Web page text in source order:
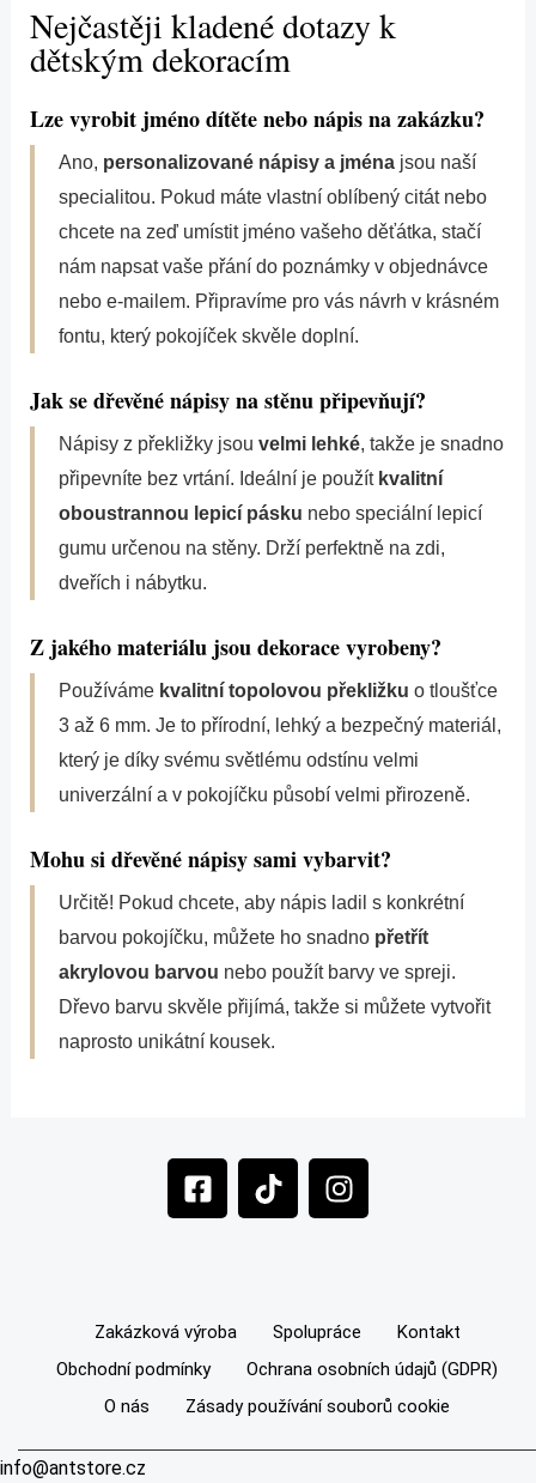
Nejčastěji kladené dotazy k
dětským dekoracím
Lze vyrobit jméno dítěte nebo nápis na zakázku?
Ano, personalizované nápisy a jménajsou naší
specialitou. Pokud máte vlastní oblíbený citát nebo
chcete na zeď umístit jméno vašeho děťátka, stačí
nám napsat vaše přání do poznámky v objednávce
nebo e-mailem. Připravíme pro vás návrh v krásném
fontu, který pokojíček skvěle doplní.
Jak se dřevěné nápisy na stěnu připevňují?
Nápisy z překližky jsou velmi lehké, takže je snadno
připevníte bez vrtání. Ideální je použít kvalitní
oboustrannou lepicí pásku nebo speciální lepicí
gumu určenou na stěny. Drží perfektně na zdi,
dveřích i nábytku.
Z jakého materiálu jsou dekorace vyrobeny?
Používáme kvalitní topolovou překližku o tloušťce
3 až 6 mm. Je to přírodní, lehký a bezpečný materiál,
který je díky svému světlému odstínu velmi
univerzální a v pokojíčku působí velmi přirozeně.
Mohu si dřevěné nápisy sami vybarvit?
Určitě! Pokud chcete, aby nápis ladil s konkrétní
barvou pokojíčku, můžete ho snadno přetřít
akrylovou barvou nebo použít barvy ve spreji.
Dřevo barvu skvěle přijímá, takže si můžete vytvořit
naprosto unikátní kousek.
F
a
o
o
k
-
s
T
i
k
I
n
g
a
m
Zakázková výroba Spolupráce
Kontakt
Obchodní podmínky
Ochrana osobních údajů (GDPR)
O nás
Zásady používání souborů cookie
info@antstore.cz